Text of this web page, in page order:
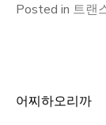
Posted in 트랜
글
어찌하오리까